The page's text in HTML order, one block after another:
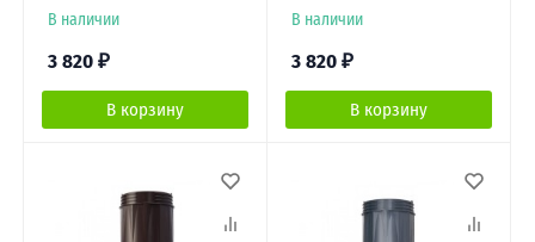
В наличии
3 820 ₽
В корзину
В наличии
3 820 ₽
В корзину